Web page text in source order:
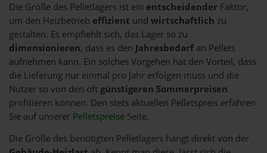
Die Größe des Pelletlagers ist ein entscheidender Faktor,
um den Heizbetrieb effizient und wirtschaftlich zu
gestalten. Es empfiehlt sich, das Lager so zu
dimensionieren, dass es den Jahresbedarf an Pellets
aufnehmen kann. Ein solches Vorgehen hat den Vorteil, dass
die Lieferung nur einmal pro Jahr erfolgen muss und die
Nutzer so von den oftgünstigeren Sommerpreisen
profitieren können. Den stets aktuellen Pelletspreis erfahren
Sie auf unserer Pelletspreise Seite.
Die Größe des benötigten Pelletlagers hängt direkt von der